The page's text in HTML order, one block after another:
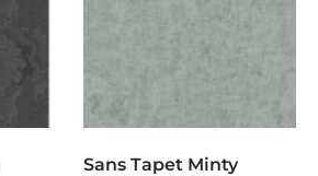
Sans Tapet Minty